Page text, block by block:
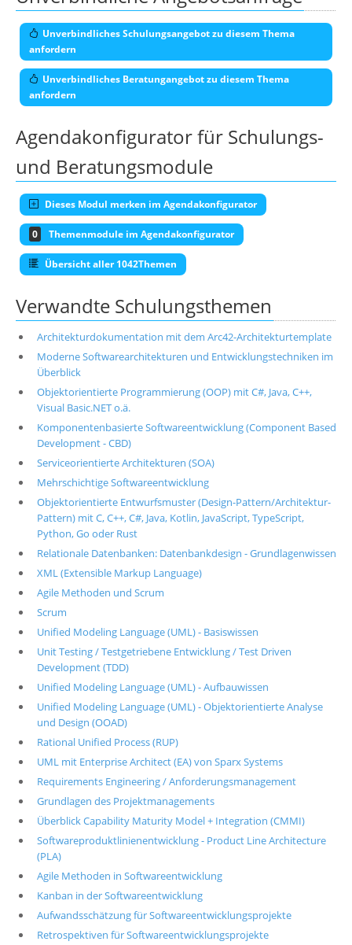
Unverbindliches Schulungsangebot zu diesem Thema
anfordern
Unverbindliches Beratungangebot zu diesem Thema
anfordern
Agendakonfigurator für Schulungs-
und Beratungsmodule
Dieses Modul merken im Agendakonfigurator
0 Themenmodule im Agendakonfigurator
Übersicht aller 1042Themen
Verwandte Schulungsthemen
Architekturdokumentation mit dem Arc42-Architekturtemplate
Moderne Softwarearchitekturen und Entwicklungstechniken im
Überblick
Objektorientierte Programmierung (OOP) mit C#, Java, C++,
Visual Basic.NET o.ä.
Komponentenbasierte Softwareentwicklung (Component Based
Development - CBD)
Serviceorientierte Architekturen (SOA)
Mehrschichtige Softwareentwicklung
Objektorientierte Entwurfsmuster (Design-Pattern/Architektur-
Pattern) mit C, C++, C#, Java, Kotlin, JavaScript, TypeScript,
Python, Go oder Rust
Relationale Datenbanken: Datenbankdesign - Grundlagenwissen
XML (Extensible Markup Language)
Agile Methoden und Scrum
Scrum
Unified Modeling Language (UML) - Basiswissen
Unit Testing / Testgetriebene Entwicklung / Test Driven
Development (TDD)
Unified Modeling Language (UML) - Aufbauwissen
Unified Modeling Language (UML) - Objektorientierte Analyse
und Design (OOAD)
Rational Unified Process (RUP)
UML mit Enterprise Architect (EA) von Sparx Systems
Requirements Engineering / Anforderungsmanagement
Grundlagen des Projektmanagements
Überblick Capability Maturity Model + Integration (CMMI)
Softwareproduktlinienentwicklung - Product Line Architecture
(PLA)
Agile Methoden in Softwareentwicklung
Kanban in der Softwareentwicklung
Aufwandsschätzung für Softwareentwicklungsprojekte
Retrospektiven für Softwareentwicklungsprojekte